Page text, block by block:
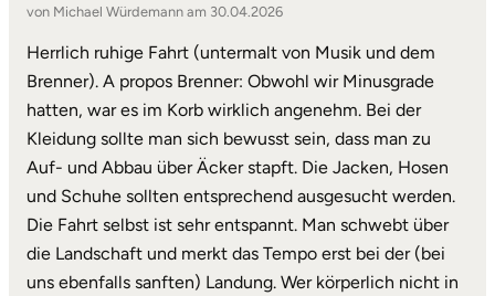
von Michael Würdemann am 30.04.2026
Herrlich ruhige Fahrt (untermalt von Musik und dem
Brenner). A propos Brenner: Obwohl wir Minusgrade
hatten, war es im Korb wirklich angenehm. Bei der
Kleidung sollte man sich bewusst sein, dass man zu
Auf- und Abbau über Äcker stapft. Die Jacken, Hosen
und Schuhe sollten entsprechend ausgesucht werden.
Die Fahrt selbst ist sehr entspannt. Man schwebt über
die Landschaft und merkt das Tempo erst bei der (bei
uns ebenfalls sanften) Landung. Wer körperlich nicht in